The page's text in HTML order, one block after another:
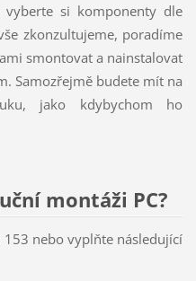
si komponenty dle
zkonzultujeme, poradíme
smontovat a nainstalovat
Samozřejmě budete mít na
jako kdybychom ho
montáži PC?
nebo vyplňte následující